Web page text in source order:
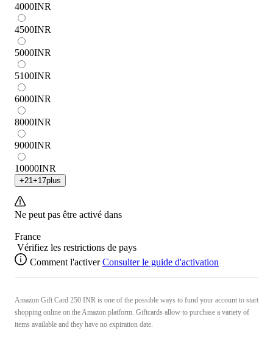
4000INR
4500INR
5000INR
5100INR
6000INR
8000INR
9000INR
10000INR
+21 +17plus
Ne peut pas être activé dans
France
Vérifiez les restrictions de pays
Comment l'activer Consulter le guide d'activation
Amazon Gift Card 250 INR is one of the possible ways to fund your account to start
shopping online on the Amazon platform. Giftcards allow to purchase a variety of
items available and they have no expiration date.